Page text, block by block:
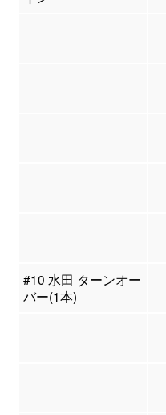
#10 水田 ターンオー
バー(1本)